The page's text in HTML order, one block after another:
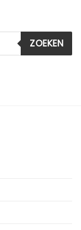
ZOEKEN